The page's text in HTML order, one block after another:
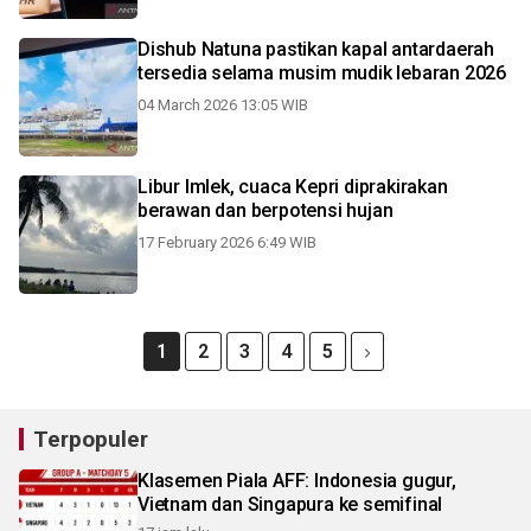
Dishub Natuna pastikan kapal antardaerah
tersedia selama musim mudik lebaran 2026
04 March 2026 13:05 WIB
Libur Imlek, cuaca Kepri diprakirakan
berawan dan berpotensi hujan
17 February 2026 6:49 WIB
1 2 3 4 5
Terpopuler
Klasemen Piala AFF: Indonesia gugur,
Vietnam dan Singapura ke semifinal